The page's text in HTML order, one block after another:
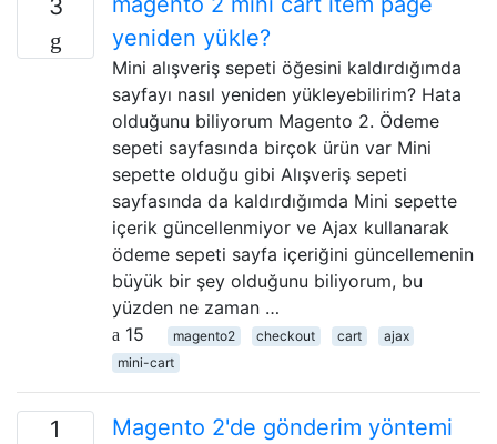
3
yeniden yükle?
Mini alışveriş sepeti öğesini kaldırdığımda
sayfayı nasıl yeniden yükleyebilirim? Hata
olduğunu biliyorum Magento 2. Ödeme
sepeti sayfasında birçok ürün var Mini
sepette olduğu gibi Alışveriş sepeti
sayfasında da kaldırdığımda Mini sepette
içerik güncellenmiyor ve Ajax kullanarak
ödeme sepeti sayfa içeriğini güncellemenin
büyük bir şey olduğunu biliyorum, bu
yüzden ne zaman …
15
magento2 checkout cart
ajax
mini-cart
1
Magento 2'de gönderim yöntemi